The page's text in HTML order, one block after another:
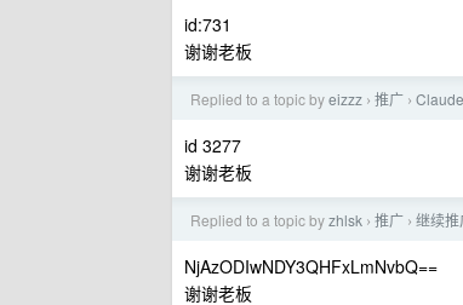
id:731
谢谢老板
Replied to a topic byeizzz › 推广 ›
id 3277
谢谢老板
Replied to a topic byzhlsk › 推广 › 继续
NjAzODIwNDY3QHFxLmNvbQ==
谢谢老板